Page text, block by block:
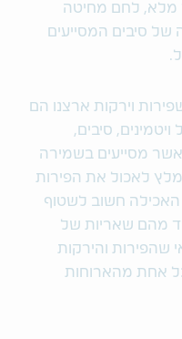
מלא, לחם מחיטה
של סיבים המסייעים
וירקות ארצנו הם
סיבים,
אשר מסייעים בשמירה
לאכול את הפירות
האכילה חשוב לשטוף
מהם שאריות של
שהפירות והירקות
אחת מהארוחות